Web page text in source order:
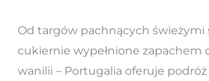
Od targów pachnących świeżymi
cukiernie wypełnione zapachem
wanilii – Portugalia oferuje